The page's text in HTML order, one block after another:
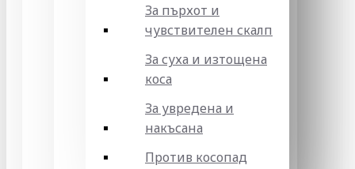
За пърхот и
чувствителен скалп
За суха и изтощена
коса
За увредена и
накъсана
Против косопад